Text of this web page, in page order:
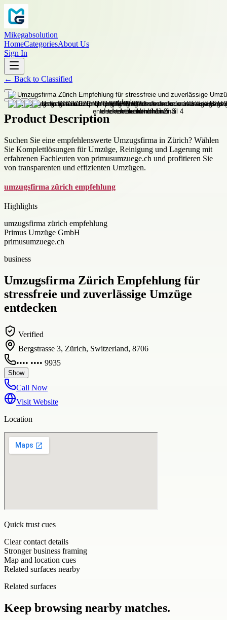
Mikegabsolution
HomeCategoriesAbout Us
Sign In
← Back to Classified
Product Description
Suchen Sie eine empfehlenswerte Umzugsfirma in Zürich? Wählen
Sie Komplettlösungen für Umzüge, Reinigung und Lagerung mit
erfahrenen Fachleuten von primusumzuege.ch und profitieren Sie
von transparenten und effizienten Umzügen.
umzugsfirma zürich empfehlung
Highlights
umzugsfirma zürich empfehlung
Primus Umzüge GmbH
primusumzuege.ch
business
Umzugsfirma Zürich Empfehlung für
stressfreie und zuverlässige Umzüge
entdecken
Verified
Bergstrasse 3, Zürich, Switzerland, 8706
•••• •••• 9935
Show
Call Now
Visit Website
Location
Quick trust cues
Clear contact details
Stronger business framing
Map and location cues
Related surfaces nearby
Related surfaces
Keep browsing nearby matches.